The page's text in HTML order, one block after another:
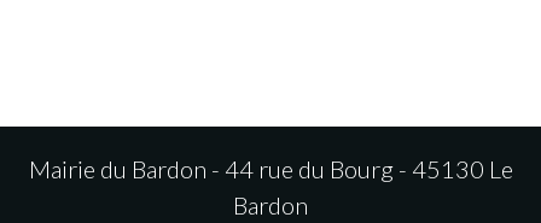
Mairie du Bardon - 44 rue du Bourg - 45130 Le
Bardon